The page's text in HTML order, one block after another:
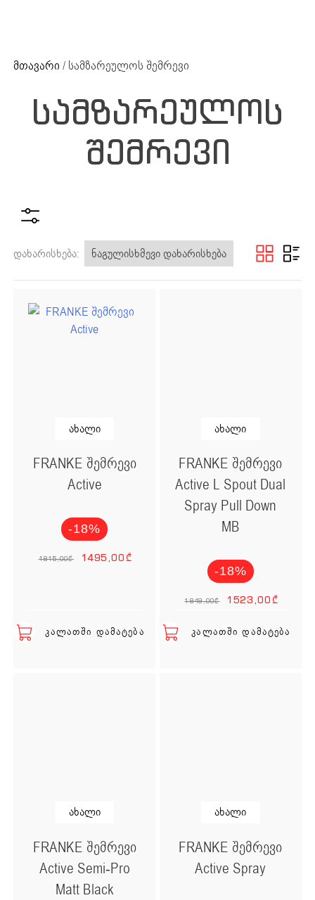
მთავარი / სამზარეულოს შემრევი
სამზარეულოს
შემრევი
დახარისხება:
ახალი
FRANKE შემრევი
Active
-18%
1815,00
₾ Original price was:
1495,00
₾Current price
ᲙᲐᲚᲐᲗᲨᲘ ᲓᲐᲛᲐᲢᲔᲑᲐ
ახალი
FRANKE შემრევი
Active L Spout Dual
Spray Pull Down
MB
-18%
1849,00
₾ 1523,00
₾
ᲙᲐᲚᲐᲗᲨᲘ ᲓᲐᲛᲐᲢᲔᲑᲐ
ახალი
FRANKE შემრევი
Active Semi-Pro
Matt Black
ახალი
FRANKE შემრევი
Active Spray
ძიების რეზულტატი